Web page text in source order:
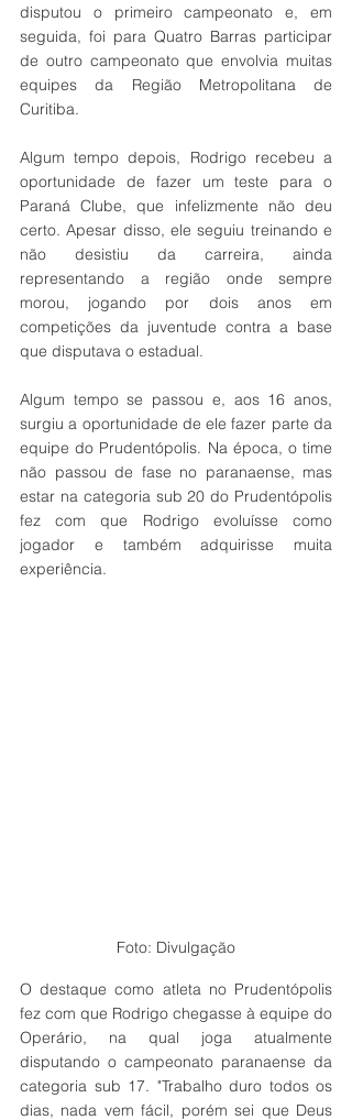
disputou o primeiro campeonato e, em
seguida, foi para Quatro Barras participar
de outro campeonato que envolvia muitas
equipes da Região Metropolitana de
Curitiba.
Algum tempo depois, Rodrigo recebeu a
oportunidade de fazer um teste para o
Paraná Clube, que infelizmente não deu
certo. Apesar disso, ele seguiu treinando e
não desistiu da carreira, ainda
representando a região onde sempre
morou, jogando por dois anos em
competições da juventude contra a base
que disputava o estadual.
Algum tempo se passou e, aos 16 anos,
surgiu a oportunidade de ele fazer parte da
equipe do Prudentópolis. Na época, o time
não passou de fase no paranaense, mas
estar na categoria sub 20 do Prudentópolis
fez com que Rodrigo evoluísse como
jogador e também adquirisse muita
experiência.
Foto: Divulgação
O destaque como atleta no Prudentópolis
fez com que Rodrigo chegasse à equipe do
Operário, na qual joga atualmente
disputando o campeonato paranaense da
categoria sub 17. "Trabalho duro todos os
dias, nada vem fácil, porém sei que Deus